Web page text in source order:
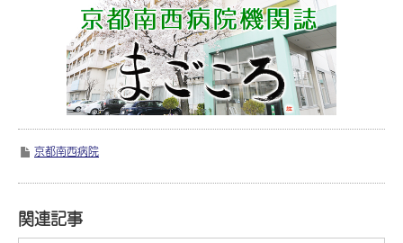
京都南西病院
関連記事